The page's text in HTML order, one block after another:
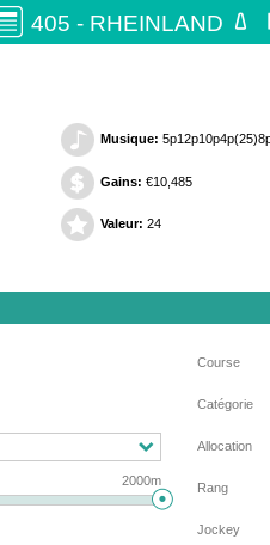
405 - RHEINLAND 
Musique:
Gains: €10,485
Valeur: 24
2000m
Course
Catégorie
Allocation
Rang
Jockey